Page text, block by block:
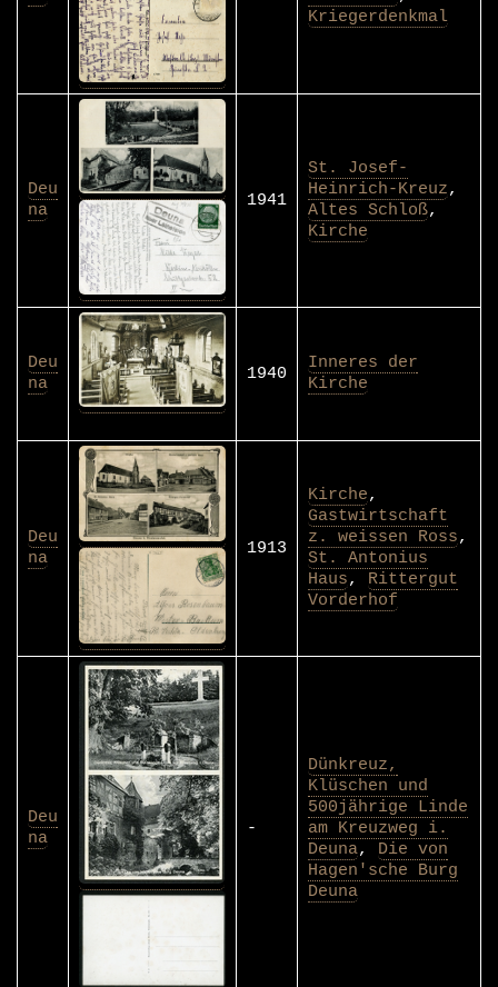
Kriegerdenkmal
Deu
na
1941
St. Josef-
Heinrich-Kreuz,
Altes Schloß,
Kirche
Deu
na
1940
Inneres der
Kirche
Deu
na
1913
Kirche,
Gastwirtschaft
z. weissen Ross,
St. Antonius
Haus, Rittergut
Vorderhof
Deu
na
-
Dünkreuz,
Klüschen und
500jährige Linde
am Kreuzweg i.
Deuna, Die von
Hagen'sche Burg
Deuna